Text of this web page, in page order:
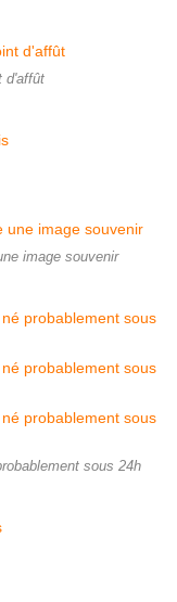
d'affût
image souvenir
sous 24h